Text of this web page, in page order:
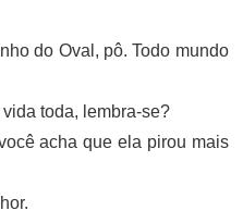
do Oval, pô. Todo mundo
toda, lembra-se?
acha que ela pirou mais